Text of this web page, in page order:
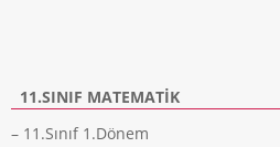
11.SINIF MATEMATIK
– 11.Sınıf 1.Dönem